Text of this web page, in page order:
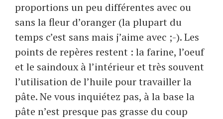
proportions un peu différentes avec ou
sans la fleur d’oranger (la plupart du
temps c’est sans mais j’aime avec ;-). Les
points de repères restent : la farine, l’oeuf
et le saindoux à l’intérieur et très souvent
l’utilisation de l’huile pour travailler la
pâte. Ne vous inquiétez pas, à la base la
pâte n’est presque pas grasse du coup